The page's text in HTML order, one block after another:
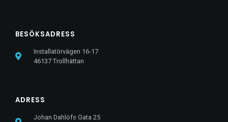
ADRESS
Johan Dahlöfs Gata 25
BESÖKSADRESS
Installatörvägen 16-17
46137 Trollhättan